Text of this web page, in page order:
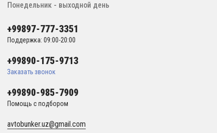
Понедельник - выходной день
+99897-777-3351
Поддержка: 09:00-20:00
+99890-175-9713
Заказать звонок
+99890-985-7909
Помощь с подбором
avtobunker.uz@gmail.com